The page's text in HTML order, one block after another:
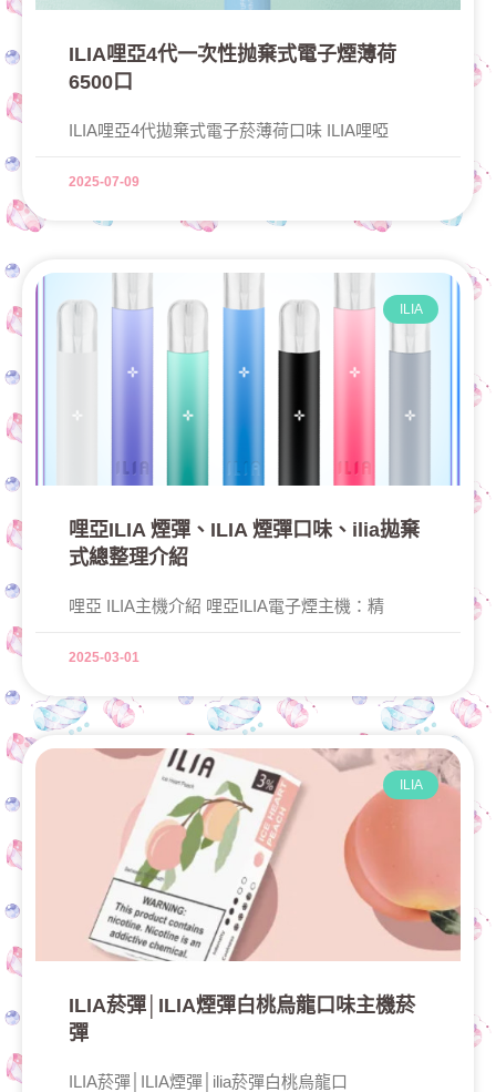
ILIA哩亞4代一次性抛棄式電子煙薄荷
6500口
ILIA哩亞4代拋棄式電子菸薄荷口味 ILIA哩啞
2025-07-09
ILIA
哩亞ILIA 煙彈、ILIA 煙彈口味、ilia拋棄
式總整理介紹
哩亞 ILIA主機介紹 哩亞ILIA電子煙主機：精
2025-03-01
ILIA
ILIA菸彈│ILIA煙彈白桃烏龍口味主機菸
彈
ILIA菸彈│ILIA煙彈│ilia菸彈白桃烏龍口